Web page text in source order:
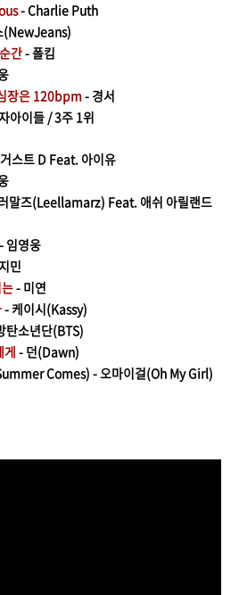
- Charlie Puth
(NewJeans)
간- 폴킴
장은 120bpm- 경서
아이들 / 3주 1위
스트 D Feat. 아이유
말즈(Leellamarz) Feat. 애쉬 아릴랜드
임영웅
민
- 미연
- 케이시(Kassy)
탄소년단(BTS)
게 - 던(Dawn)
Comes) - 오마이걸(Oh My Girl)